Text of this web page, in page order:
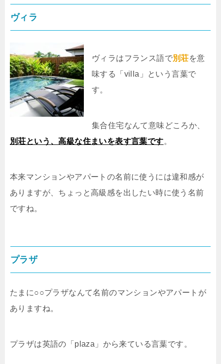
ヴィラ
ヴィラはフランス語で別荘を意
味する「villa」という言葉で
す。
集合住宅なんて意味どころか、
別荘という、高級な住まいを表す言葉です。
本来マンションやアパートの名前に使うには違和感が
ありますが、ちょっと高級感を出したい時に使う名前
ですね。
プラザ
たまに○○プラザなんて名前のマンションやアパートが
ありますね。
プラザは英語の「plaza」から来ている言葉です。